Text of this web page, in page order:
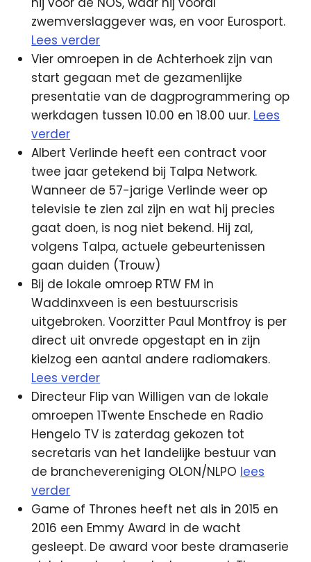
zwemverslaggever was, en voor Eurosport.
Lees verder
Vier omroepen in de Achterhoek zijn van
start gegaan met de gezamenlijke
presentatie van de dagprogrammering op
werkdagen tussen 10.00 en 18.00 uur. Lees
verder
Albert Verlinde heeft een contract voor
twee jaar getekend bij Talpa Network.
Wanneer de 57-jarige Verlinde weer op
televisie te zien zal zijn en wat hij precies
gaat doen, is nog niet bekend. Hij zal,
volgens Talpa, actuele gebeurtenissen
gaan duiden (Trouw)
Bij de lokale omroep RTW FM in
Waddinxveen is een bestuurscrisis
uitgebroken. Voorzitter Paul Montfroy is per
direct uit onvrede opgestapt en in zijn
kielzog een aantal andere radiomakers.
Lees verder
Directeur Flip van Willigen van de lokale
omroepen 1Twente Enschede en Radio
Hengelo TV is zaterdag gekozen tot
secretaris van het landelijke bestuur van
de branchevereniging OLON/NLPO lees
verder
Game of Thrones heeft net als in 2015 en
2016 een Emmy Award in de wacht
gesleept. De award voor beste dramaserie